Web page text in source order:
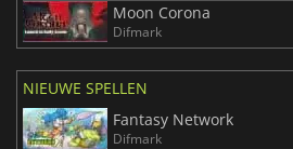
Moon Corona
Difmark
NIEUWE SPELLEN
Fantasy Network
Difmark